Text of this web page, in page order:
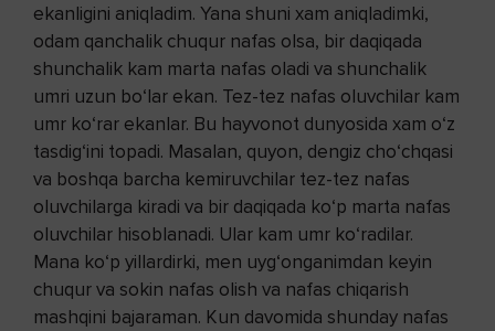
ekanligini aniqladim. Yana shuni xam aniqladimki,
odam qanchalik chuqur nafas olsa, bir daqiqada
shunchalik kam marta nafas oladi va shunchalik
umri uzun bo‘lar ekan. Tez-tez nafas oluvchilar kam
umr ko‘rar ekanlar. Bu hayvonot dunyosida xam o‘z
tasdig‘ini topadi. Masalan, quyon, dengiz cho‘chqasi
va boshqa barcha kemiruvchilar tez-tez nafas
oluvchilarga kiradi va bir daqiqada ko‘p marta nafas
oluvchilar hisoblanadi. Ular kam umr ko‘radilar.
Mana ko‘p yillardirki, men uyg‘onganimdan keyin
chuqur va sokin nafas olish va nafas chiqarish
mashqini bajaraman. Kun davomida shunday nafas